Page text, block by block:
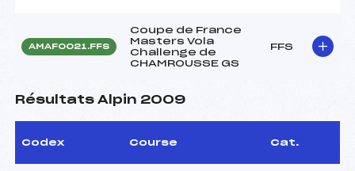
AMAF0021.FFS
Coupe de France
Masters Vola
Challenge de
CHAMROUSSE GS
FFS
Résultats Alpin 2009
Codex Course Cat.